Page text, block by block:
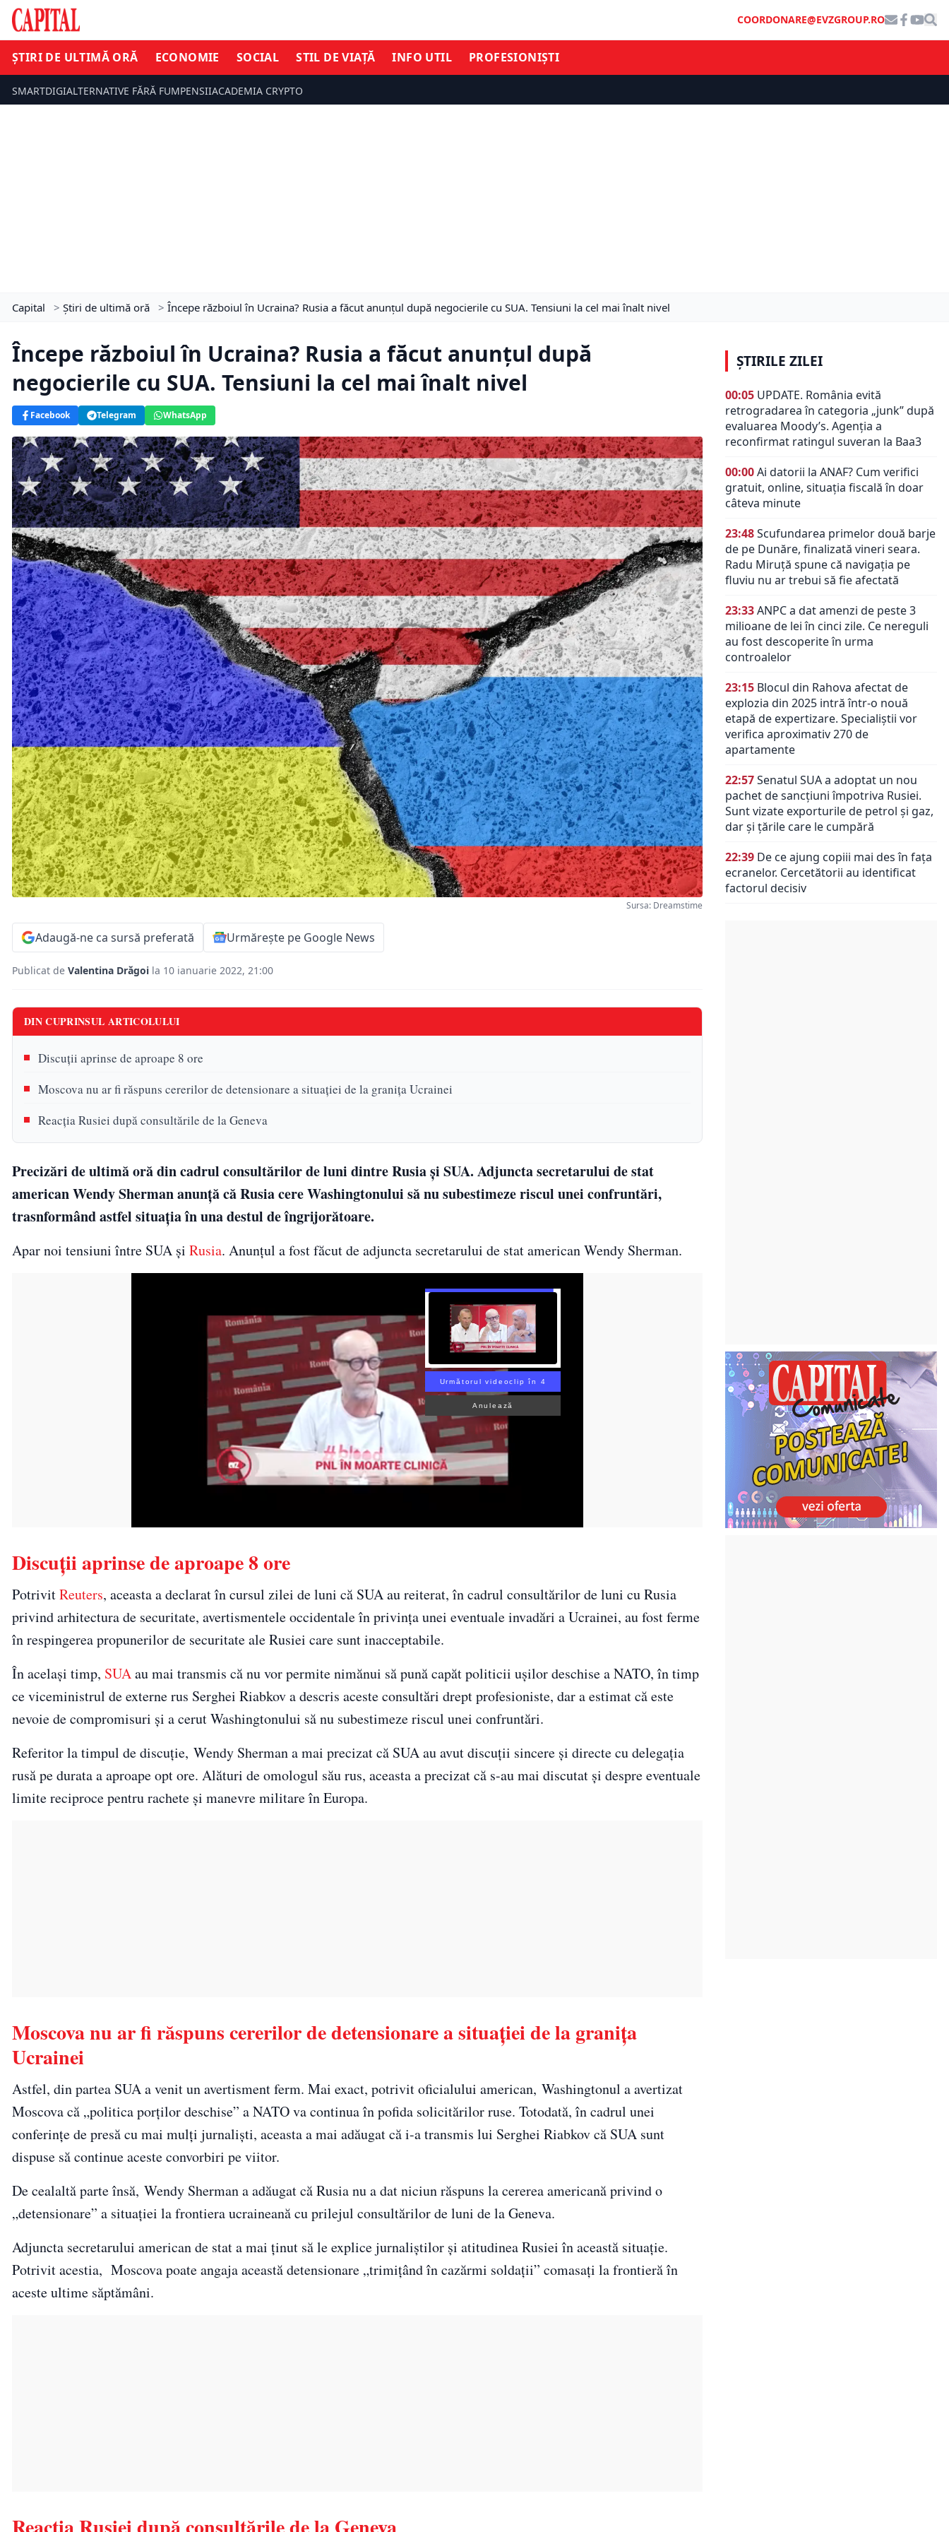
COORDONARE@EVZGROUP.RO
ȘTIRI DE ULTIMĂ ORĂ ECONOMIE SOCIAL STIL DE VIAȚĂ INFO UTIL PROFESIONIȘTI
SMARTDIGIALTERNATIVE FĂRĂ FUMPENSIIACADEMIA CRYPTO
Capital > Știri de ultimă oră > Începe războiul în Ucraina? Rusia a făcut anunțul după negocierile cu SUA. Tensiuni la cel mai înalt nivel
Începe războiul în Ucraina? Rusia a făcut anunțul după
negocierile cu SUA. Tensiuni la cel mai înalt nivel
Facebook Telegram WhatsApp
Sursa: Dreamstime
Adaugă-ne ca sursă preferată Urmărește pe Google News
Publicat de Valentina Drăgoi la 10 ianuarie 2022, 21:00
DIN CUPRINSUL ARTICOLULUI
Discuţii aprinse de aproape 8 ore
Moscova nu ar fi răspuns cererilor de detensionare a situaţiei de la graniţa Ucrainei
Reacția Rusiei după consultările de la Geneva
Precizări de ultimă oră din cadrul consultărilor de luni dintre Rusia și SUA. Adjuncta secretarului de stat
american Wendy Sherman anunță că Rusia cere Washingtonului să nu subestimeze riscul unei confruntări,
trasnformând astfel situația în una destul de îngrijorătoare.
Apar noi tensiuni între SUA și Rusia. Anunțul a fost făcut de adjuncta secretarului de stat american Wendy Sherman.
Următorul videoclip în 3
Anulează
Discuţii aprinse de aproape 8 ore
PotrivitReuters, aceasta a declarat în cursul zilei de luni că SUA au reiterat, în cadrul consultărilor de luni cu Rusia
privind arhitectura de securitate, avertismentele occidentale în privinţa unei eventuale invadări a Ucrainei, au fost ferme
în respingerea propunerilor de securitate ale Rusiei care sunt inacceptabile.
În același timp, SUAau mai transmis că nu vor permite nimănui să pună capăt politicii uşilor deschise a NATO, în timp
ce viceministrul de externe rus Serghei Riabkov a descris aceste consultări drept profesioniste, dar a estimat că este
nevoie de compromisuri şi a cerut Washingtonului să nu subestimeze riscul unei confruntări.
Referitor la timpul de discuție, Wendy Sherman a mai precizat că SUA au avut discuţii sincere şi directe cu delegaţia
rusă pe durata a aproape opt ore. Alături de omologul său rus, aceasta a precizat că s-au mai discutat și despre eventuale
limite reciproce pentru rachete şi manevre militare în Europa.
Moscova nu ar fi răspuns cererilor de detensionare a situaţiei de la graniţa
Ucrainei
Astfel, din partea SUA a venit un avertisment ferm. Mai exact, potrivit oficialului american, Washingtonul a avertizat
Moscova că „politica porţilor deschise” a NATO va continua în pofida solicitărilor ruse. Totodată, în cadrul unei
conferințe de presă cu mai mulți jurnaliști, aceasta a mai adăugat că i-a transmis lui Serghei Riabkov că SUA sunt
dispuse să continue aceste convorbiri pe viitor.
De cealaltă parte însă, Wendy Sherman a adăugat că Rusia nu a dat niciun răspuns la cererea americană privind o
„detensionare” a situaţiei la frontiera ucraineană cu prilejul consultărilor de luni de la Geneva.
Adjuncta secretarului american de stat a mai ținut să le explice jurnaliștilor și atitudinea Rusiei în această situație.
Potrivit acestia, Moscova poate angaja această detensionare „trimiţând în cazărmi soldaţii” comasaţi la frontieră în
aceste ultime săptămâni.
ȘTIRILE ZILEI
00:05 UPDATE. România evită
retrogradarea în categoria „junk” după
evaluarea Moody’s. Agenția a
reconfirmat ratingul suveran la Baa3
00:00Ai datorii la ANAF? Cum verifici
gratuit, online, situația fiscală în doar
câteva minute
23:48Scufundarea primelor două barje
de pe Dunăre, finalizată vineri seara.
Radu Miruță spune că navigația pe
fluviu nu ar trebui să fie afectată
23:33ANPC a dat amenzi de peste 3
milioane de lei în cinci zile. Ce nereguli
au fost descoperite în urma
controalelor
23:15 Blocul din Rahova afectat de
explozia din 2025 intră într-o nouă
etapă de expertizare. Specialiștii vor
verifica aproximativ 270 de
apartamente
22:57Senatul SUA a adoptat un nou
pachet de sancțiuni împotriva Rusiei.
Sunt vizate exporturile de petrol și gaz,
dar și țările care le cumpără
22:39 De ce ajung copiii mai des în fața
ecranelor. Cercetătorii au identificat
factorul decisiv